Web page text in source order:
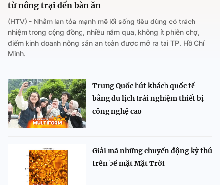
từ nông trại đến bàn ăn
(HTV) - Nhằm lan tỏa mạnh mẽ lối sống tiêu dùng có trách
nhiệm trong cộng đồng, nhiều năm qua, không ít phiên chợ,
điểm kinh doanh nông sản an toàn được mở ra tại TP. Hồ Chí
Minh.
Trung Quốc hút khách quốc tế
bằng du lịch trải nghiệm thiết bị
công nghệ cao
Giải mã những chuyển động kỳ thú
trên bề mặt Mặt Trời